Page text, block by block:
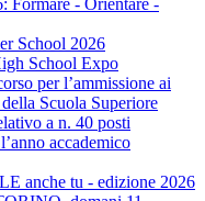
Formare - Orientare -
School 2026
School Expo
per l’ammissione ai
Scuola Superiore
a n. 40 posti
accademico
anche tu - edizione 2026